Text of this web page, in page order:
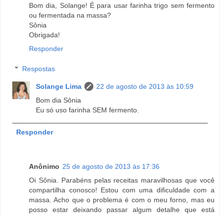
Bom dia, Solange! É para usar farinha trigo sem fermento
ou fermentada na massa?
Sônia
Obrigada!
Responder
Respostas
Solange Lima
22 de agosto de 2013 às 10:59
Bom dia Sônia
Eu só uso farinha SEM fermento.
Responder
Anônimo 25 de agosto de 2013 às 17:36
Oi Sônia. Parabéns pelas receitas maravilhosas que você
compartilha conosco! Estou com uma dificuldade com a
massa. Acho que o problema é com o meu forno, mas eu
posso estar deixando passar algum detalhe que está